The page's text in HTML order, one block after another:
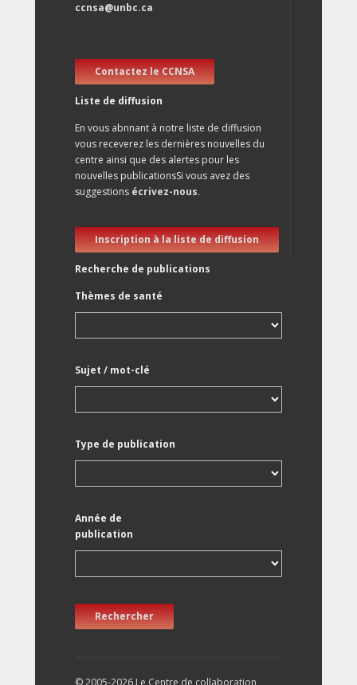
ccnsa@unbc.ca
Contactez le CCNSA
Liste de diffusion
En vous abnnant à notre liste de diffusion
vous receverez les dernières nouvelles du
centre ainsi que des alertes pour les
nouvelles publicationsSi vous avez des
suggestions écrivez-nous.
Inscription à la liste de diffusion
Recherche de publications
Thèmes de santé
Sujet / mot-clé
Type de publication
Année de
publication
Rechercher
© 2005-2026 Le Centre de collaboration